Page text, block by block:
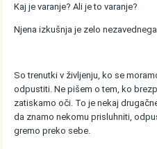
Kaj je varanje? Ali je to varanje?
Njena izkušnja je zelo nezavednega
So trenutki v življenju, ko se
odpustiti. Ne pišem o tem, ko
zatiskamo oči. To je nekaj
da znamo nekomu prisluhniti,
gremo preko sebe.